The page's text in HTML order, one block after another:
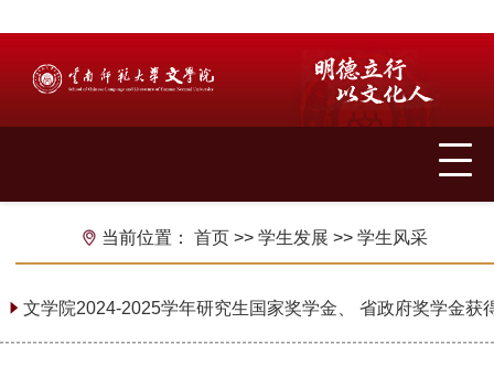
当前位置： 首页 >> 学生发展 >> 学生风采
文学院2024-2025学年研究生国家奖学金、 省政府奖学金获
2026